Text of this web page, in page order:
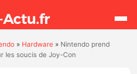
Rechercher
» Hardware » Nintendo prend
les soucis de Joy-Con